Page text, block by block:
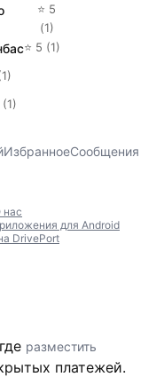
⭐ 5
(1)
⭐ 5 (1)
(1)
ИзбранноеСообщения
нас
для Android
DrivePort
разместить
платежей.